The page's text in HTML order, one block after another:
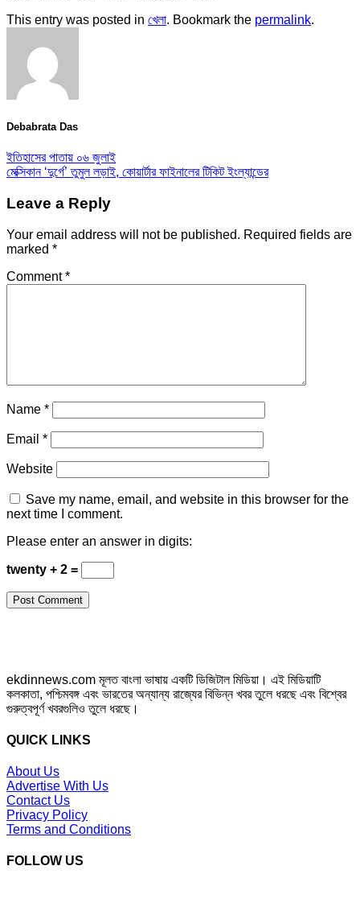
This entry was posted in খেলা. Bookmark the permalink.
Debabrata Das
ইতিহাসের পাতায় ০৬ জুলাই
মেক্সিকান ‘দুর্গে’ তুমুল লড়াই, কোয়ার্টার ফাইনালের টিকিট ইংল্যান্ডের
Leave a Reply
Your email address will not be published. Required fields are
marked *
Comment*
Name *
Email *
Website
Save my name, email, and website in this browser for the
next time I comment.
Please enter an answer in digits:
twenty + 2 =
ekdinnews.com মূলত বাংলা ভাষায় একটি ডিজিটাল মিডিয়া। এই মিডিয়াটি
কলকাতা, পশ্চিমবঙ্গ এবং ভারতের অন্যান্য রাজ্যের বিভিন্ন খবর তুলে ধরছে এবং বিশ্বের
গুরুত্বপূর্ণ খবরগুলিও তুলে ধরছে।
QUICK LINKS
About Us
Advertise With Us
Contact Us
Privacy Policy
Terms and Conditions
FOLLOW US